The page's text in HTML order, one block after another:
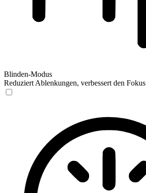
Blinden-Modus
Reduziert Ablenkungen, verbessert den Fokus